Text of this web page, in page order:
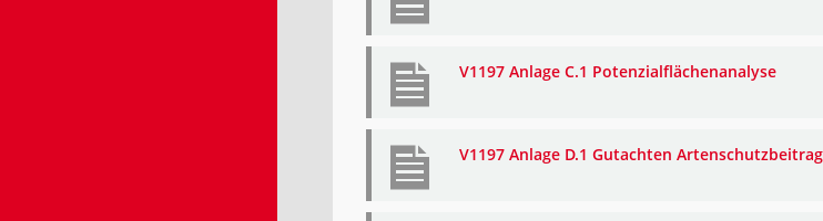
V1197 Anlage C.1 Potenzialflächenanalyse
V1197 Anlage D.1 Gutachten